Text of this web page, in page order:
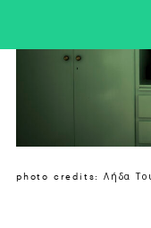
photo credits: Λήδα